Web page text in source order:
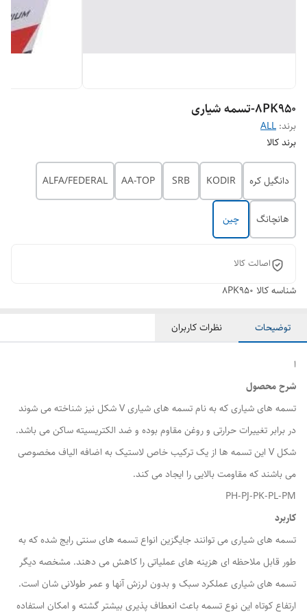
8PK950-تسمه شیاری
برند: ALL
برند کالا
دانگیل کره KODIR
SRB
AA-TOP
ALFA/FEDERAL
هانچانگ چین
اصالت کالا
شناسه کالا 8PK950
توضیحات نظرات کاربران
ا
شرح محصول
تسمه های شیاری که به نام تسمه های شیاری V شکل نیز شناخته می شوند
در برابر تغییرات حرارتی و روغن مقاوم بوده و ضد الکتریسیته ساکن می باشد.
شکل V این تسمه ها از یک ترکیب خاص لاستیک به اضافه الیاف مخصوصی
می باشند که مقاومت بالایی را ایجاد می کند.
PH-PJ-PK-PL-PM
کاربرد
تسمه های شیاری می توانند جایگزین انواع تسمه های سنتی رایج شده که به
طور قابل ملاحظه ای هزینه های عملیاتی را کاهش می دهند. مشخصه دیگر
تسمه های شیاری عملکرد سبک و بدون لرزش آنها و عمر طولانی شان است.
ارتفاع کوتاه این نوع تسمه باعث انعطاف پذیری بیشتر گشته و امکان استفاده